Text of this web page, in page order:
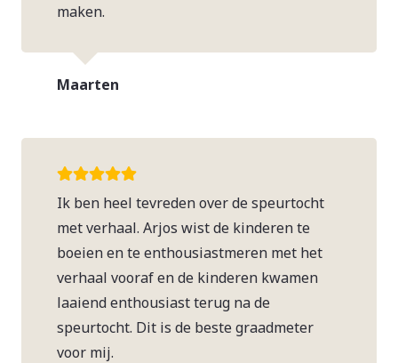
maken.
Maarten
Ik ben heel tevreden over de speurtocht
met verhaal. Arjos wist de kinderen te
boeien en te enthousiastmeren met het
verhaal vooraf en de kinderen kwamen
laaiend enthousiast terug na de
speurtocht. Dit is de beste graadmeter
voor mij.